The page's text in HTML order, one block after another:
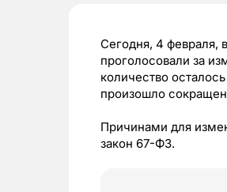
Сегодня, 4 февраля,
проголосовали за
количество
произошло
Причинами для
закон 67-ФЗ.